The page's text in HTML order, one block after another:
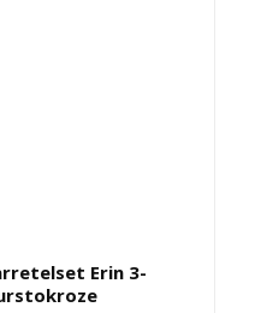
Erin 3-